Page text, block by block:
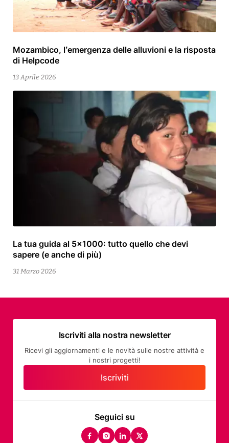
Mozambico, l’emergenza delle alluvioni e la risposta
di Helpcode
13 Aprile 2026
15
Aprile
2026
La tua guida al 5×1000: tutto quello che devi
sapere (e anche di più)
31 Marzo 2026
13
Aprile
2026
Seguici su
facebook
instagram
linkedin
twitter
Iscriviti alla nostra newsletter
Ricevi gli aggiornamenti e le novità sulle nostre attività e
i nostri progetti!
Iscriviti